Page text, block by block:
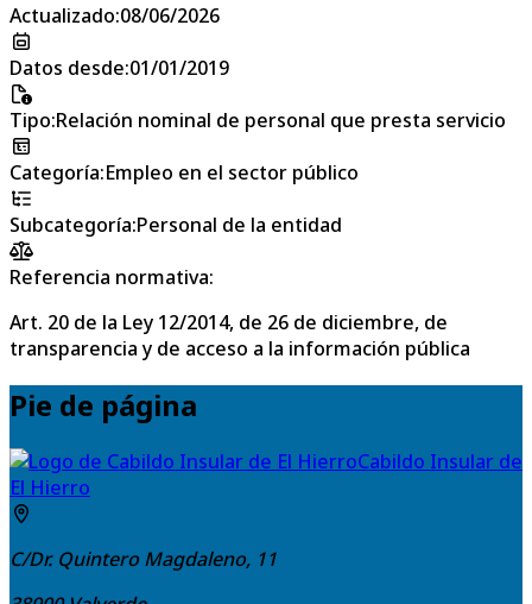
Actualizado:08/06/2026
Datos desde:01/01/2019
Tipo:Relación nominal de personal que presta servicio
Categoría:Empleo en el sector público
Subcategoría:Personal de la entidad
Referencia normativa:
Art. 20 de la Ley 12/2014, de 26 de diciembre, de
transparencia y de acceso a la información pública
Pie de página
Cabildo Insular de
El Hierro
C/Dr. Quintero Magdaleno, 11